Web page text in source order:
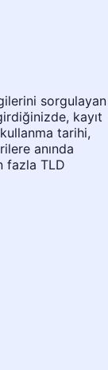
sorgulayan
kayıt
tarihi,
anında
fazla TLD